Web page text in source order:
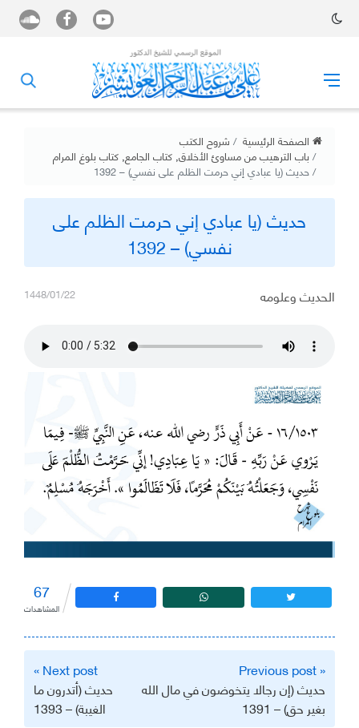
الصفحة الرئيسية شروح الكتب
باب الترهيب من مساوئ الأخلاق, كتاب الجامع, كتاب بلوغ المرام
حديث (يا عبادي إني حرمت الظلم على نفسي) – 1392
حديث (يا عبادي إني حرمت الظلم على
نفسي) – 1392
1448/01/22 الحديث وعلومه
67
المشاهدات
المقالات
« Previous post
حديث (إن رجالا يتخوضون في مال الله
بغير حق) – 1391
Next post »
حديث (أتدرون ما
الغيبة) – 1393